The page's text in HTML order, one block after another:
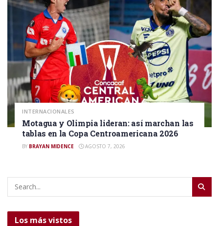
INTERNACIONALES
Motagua y Olimpia lideran: así marchan las
tablas en la Copa Centroamericana 2026
BY BRAYAN MIDENCE AGOSTO 7, 2026
Los más vistos